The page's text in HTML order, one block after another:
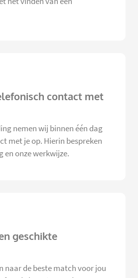
contact met
nemen wij binnen één dag
met je op. Hierin bespreken
en onze werkwijze.
geschikte
naar de beste match voor jou